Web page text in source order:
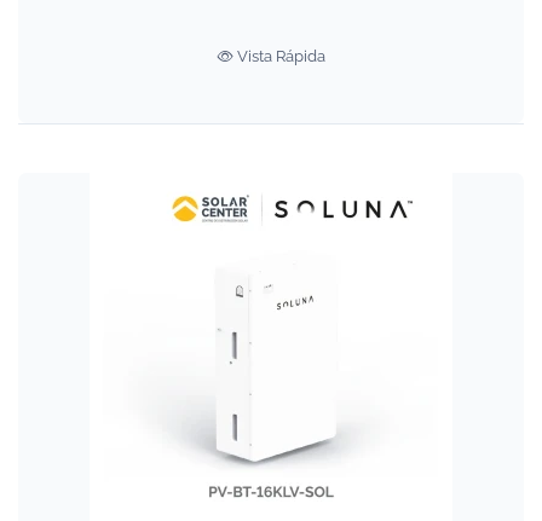
Vista Rápida